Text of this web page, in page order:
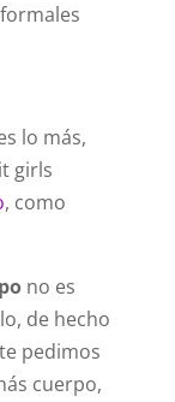
lo más,
girls
, como
no es
de hecho
pedimos
cuerpo,